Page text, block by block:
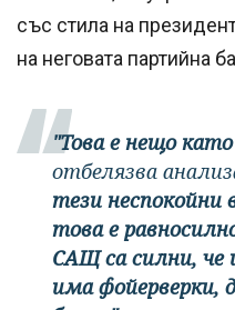
със стила на
на неговата партийна
"Това е нещо
отбелязва
тези неспокойни
това е
САЩ са силни,
има фойерверки,